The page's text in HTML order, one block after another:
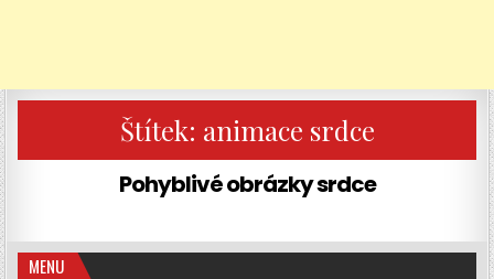
Štítek: animace srdce
Pohyblivé obrázky srdce
MENU